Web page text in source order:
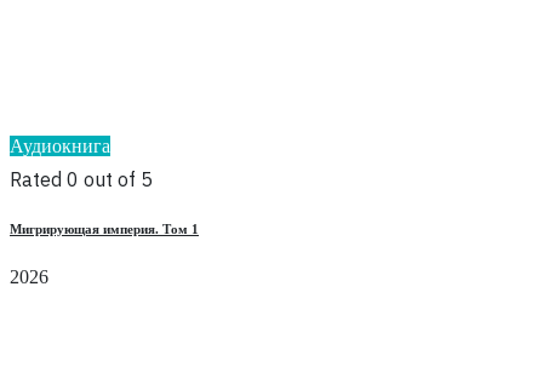
Аудиокнига
Rated 0 out of 5
Мигрирующая империя. Том 1
2026